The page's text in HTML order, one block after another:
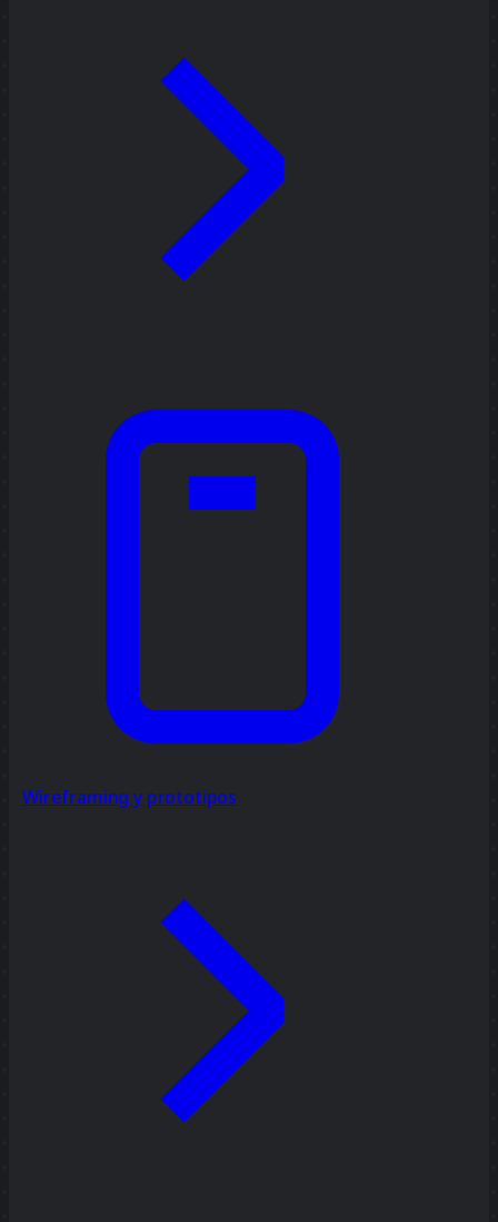
Wireframing y prototipos